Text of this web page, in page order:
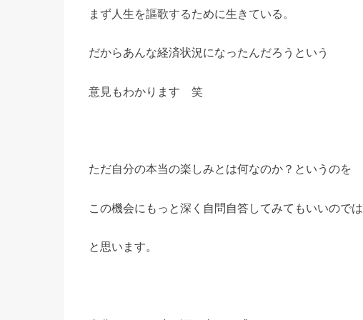
まず人生を謳歌するために生きている。
だからあんな経済状況になったんだろうという
意見もわかります 笑
ただ自分の本当の楽しみとは何なのか？というのを
この機会にもっと深く自問自答してみてもいいのでは
と思います。